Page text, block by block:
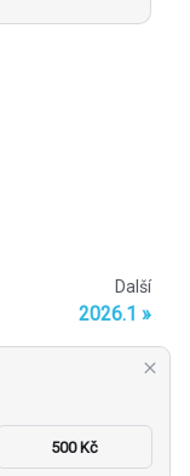
Další
2026.1
500 Kč